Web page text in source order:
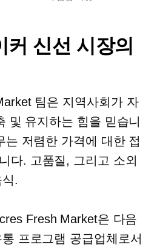
신선 시장의
팀은 지역사회가 자
및 유지하는 힘을 믿습니
는 저렴한 가격에 대한 접
다. 고품질, 그리고 소외
.
Fresh Market은 다음
프로그램 공급업체로서